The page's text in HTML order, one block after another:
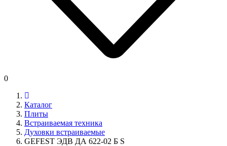
0
Каталог
Плиты
Встраиваемая техника
Духовки встраиваемые
GEFEST ЭДВ ДА 622-02 Б S